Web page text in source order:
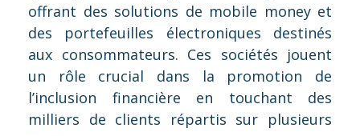
offrant des solutions de mobile money et
des portefeuilles électroniques destinés
aux consommateurs. Ces sociétés jouent
un rôle crucial dans la promotion de
l’inclusion financière en touchant des
milliers de clients répartis sur plusieurs